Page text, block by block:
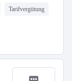
Tarifvergütung